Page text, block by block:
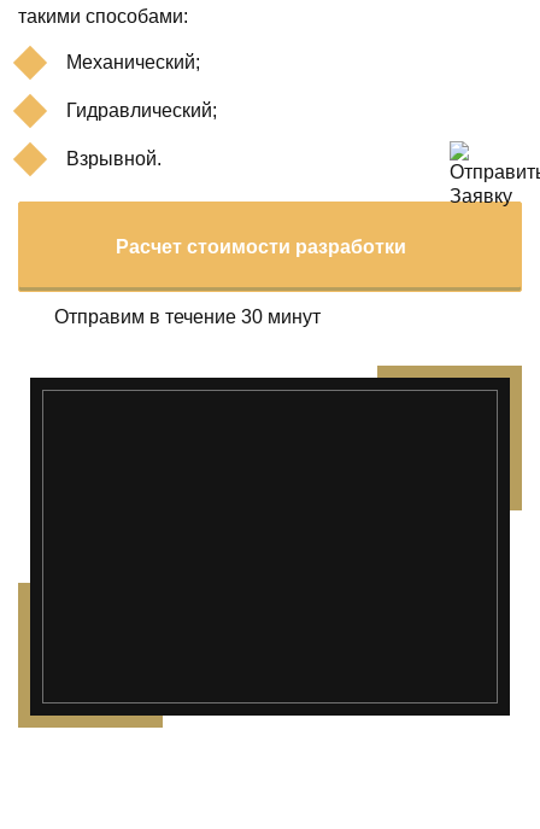
такими способами:
Механический;
Гидравлический;
Взрывной.
Расчет стоимости разработки
Отправим в течение 30 минут